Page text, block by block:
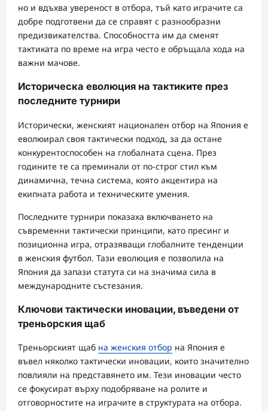
но и вдъхва увереност в отбора, тъй като играчите са
добре подготвени да се справят с разнообразни
предизвикателства. Способността им да сменят
тактиката по време на игра често е обръщала хода на
важни мачове.
Историческа еволюция на тактиките през
последните турнири
Исторически, женският национален отбор на Япония е
еволюирал своя тактически подход, за да остане
конкурентоспособен на глобалната сцена. През
годините те са преминали от по-строг стил към
динамична, течна система, която акцентира на
екипната работа и техническите умения.
Последните турнири показаха включването на
съвременни тактически принципи, като пресинг и
позиционна игра, отразяващи глобалните тенденции
в женския футбол. Тази еволюция е позволила на
Япония да запази статута си на значима сила в
международните състезания.
Ключови тактически иновации, въведени от
треньорския щаб
Треньорският щаб на женския отбор на Япония е
въвел няколко тактически иновации, които значително
повлияли на представянето им. Тези иновации често
се фокусират върху подобряване на ролите и
отговорностите на играчите в структурата на отбора.